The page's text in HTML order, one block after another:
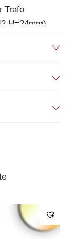
Trafo
H=24mm)